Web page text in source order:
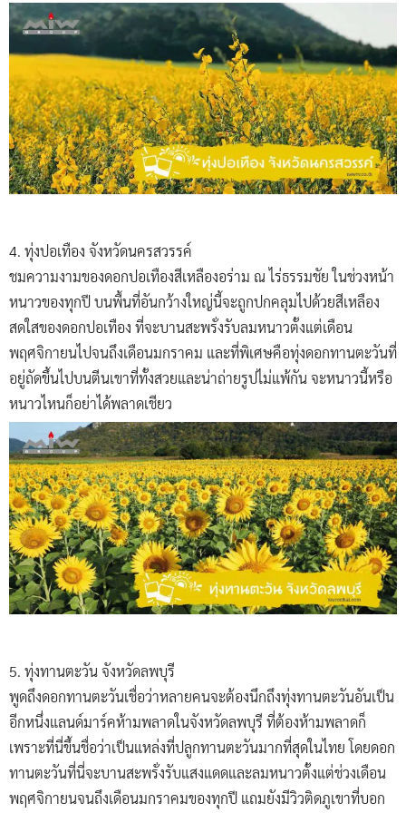
4. ทุ่งปอเทือง จังหวัดนครสวรรค์
ชมความงามของดอกปอเทืองสีเหลืองอร่าม ณ ไร่ธรรมชัย ในช่วงหน้า
หนาวของทุกปี บนพื้นที่อันกว้างใหญ่นี้จะถูกปกคลุมไปด้วยสีเหลือง
สดใสของดอกปอเทือง ที่จะบานสะพรั่งรับลมหนาวตั้งแต่เดือน
พฤศจิกายนไปจนถึงเดือนมกราคม และที่พิเศษคือทุ่งดอกทานตะวันที่
อยู่ถัดขึ้นไปบนตีนเขาที่ทั้งสวยและน่าถ่ายรูปไม่แพ้กัน จะหนาวนี้หรือ
หนาวไหนก็อย่าได้พลาดเชียว
5. ทุ่งทานตะวัน จังหวัดลพบุรี
พูดถึงดอกทานตะวันเชื่อว่าหลายคนจะต้องนึกถึงทุ่งทานตะวันอันเป็น
อีกหนึ่งแลนด์มาร์คห้ามพลาดในจังหวัดลพบุรี ที่ต้องห้ามพลาดก็
เพราะที่นี่ขึ้นชื่อว่าเป็นแหล่งที่ปลูกทานตะวันมากที่สุดในไทย โดยดอก
ทานตะวันที่นี่จะบานสะพรั่งรับแสงแดดและลมหนาวตั้งแต่ช่วงเดือน
พฤศจิกายนจนถึงเดือนมกราคมของทุกปี แถมยังมีวิวติดภูเขาที่บอก